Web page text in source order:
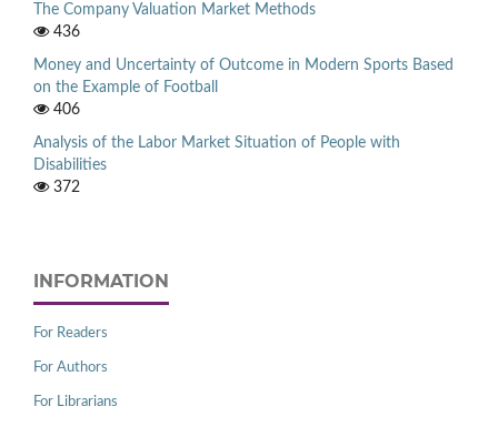
The Company Valuation Market Methods
436
Money and Uncertainty of Outcome in Modern Sports Based
on the Example of Football
406
Analysis of the Labor Market Situation of People with
Disabilities
372
INFORMATION
For Readers
For Authors
For Librarians